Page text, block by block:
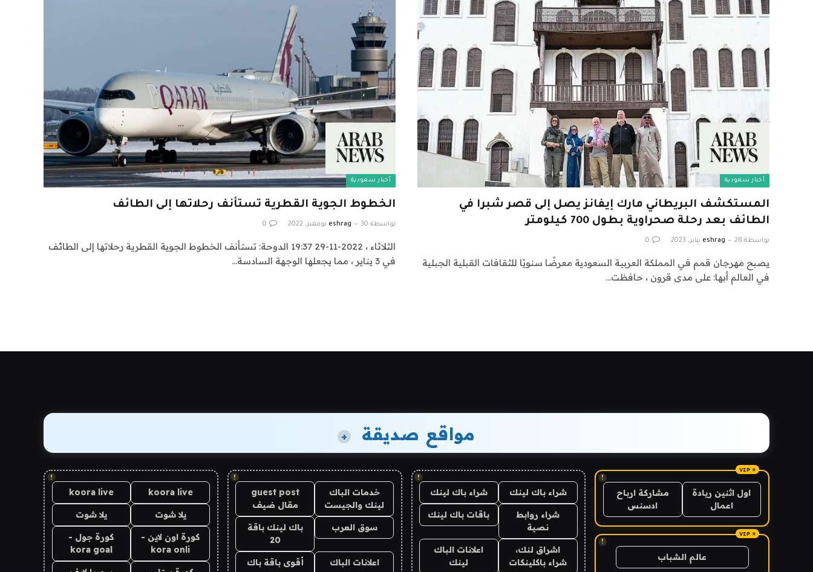
أخبار سعودية
المستكشف البريطاني مارك إيفانز يصل إلى قصر شبرا في
الطائف بعد رحلة صحراوية بطول 700 كيلومتر
بواسطة eshrag 28 يناير، 2023 0
يصبح مهرجان قمم في المملكة العربية السعودية معرضًا سنويًا للثقافات القبلية الجبلية
في العالم أبها: على مدى قرون ، حافظت…
أخبار سعودية
الخطوط الجوية القطرية تستأنف رحلاتها إلى الطائف
بواسطة eshrag 30 نوفمبر، 2022 0
الثلاثاء ، 2022-11-29 19:37 الدوحة: تستأنف الخطوط الجوية القطرية رحلاتها إلى الطائف
في 3 يناير ، مما يجعلها الوجهة السادسة…
مواقع صديقة +
!
اول اثنين ريادة
اعمال
مشاركة ارباح
ادسنس
!
عالم الشباب
!
شراء باك لينك شراء باك لينك
شراء روابط
نصية
باقات باك لينك
اشراق لنك،
شراء باكلينكات
اعلانات الباك
لينك
!
خدمات الباك
لينك والجيست
guest post
مقال ضيف
سوق العرب
باك لينك باقة
20
اعلانات الباك
أقوى باقة باك
!
koora live
koora live
يلا شوت يلا شوت
كورة اون لاين -
kora onli
كورة جول -
kora goal